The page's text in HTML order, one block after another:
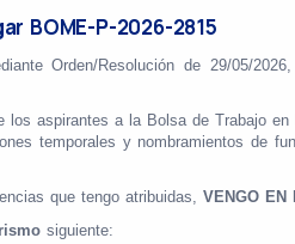
BOME-P-2026-2815
Orden/Resolución de 29/05/
aspirantes a la Bolsa de Trabajo
temporales y nombramientos de
que tengo atribuidas, VENGO EN
siguiente: